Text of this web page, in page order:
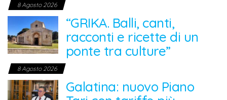
8 Agosto 2026
“GRIKA. Balli, canti,
racconti e ricette di un
ponte tra culture”
8 Agosto 2026
Galatina: nuovo Piano